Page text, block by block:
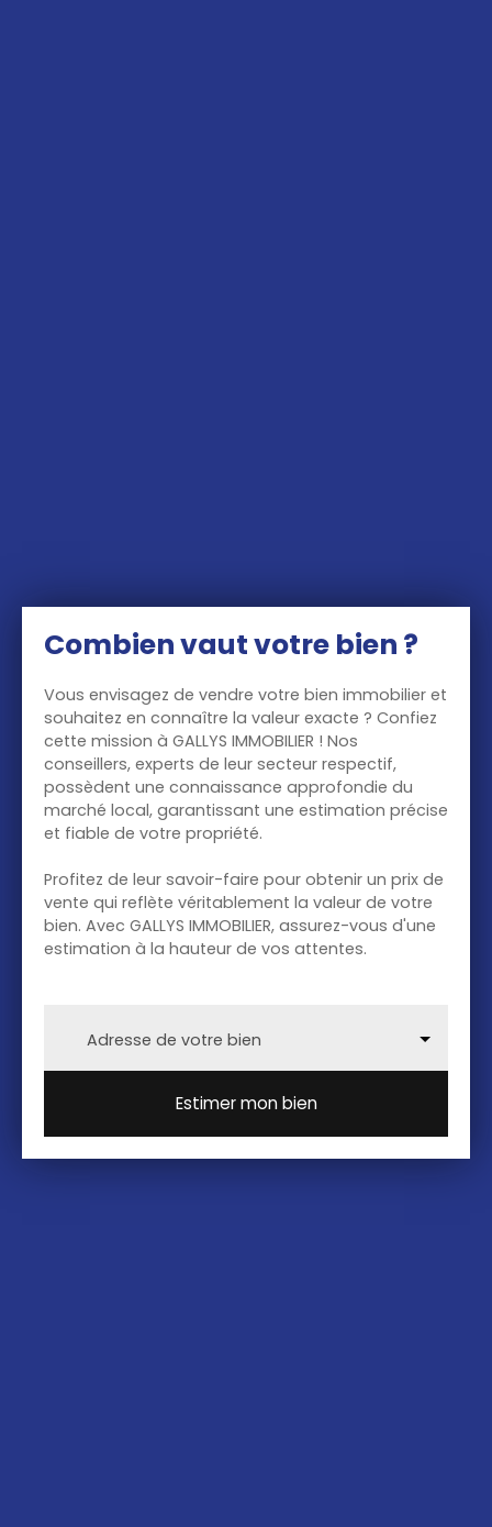
Combien vaut votre bien ?
Vous envisagez de vendre votre bien immobilier et
souhaitez en connaître la valeur exacte ? Confiez
cette mission à GALLYS IMMOBILIER ! Nos
conseillers, experts de leur secteur respectif,
possèdent une connaissance approfondie du
marché local, garantissant une estimation précise
et fiable de votre propriété.
Profitez de leur savoir-faire pour obtenir un prix de
vente qui reflète véritablement la valeur de votre
bien. Avec GALLYS IMMOBILIER, assurez-vous d'une
estimation à la hauteur de vos attentes.
Adresse de votre bien
Estimer mon bien